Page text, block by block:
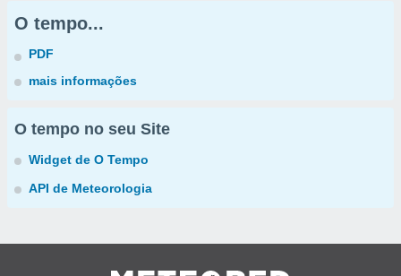
O tempo...
PDF
mais informações
O tempo no seu Site
Widget de O Tempo
API de Meteorologia